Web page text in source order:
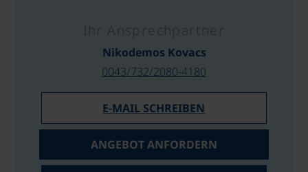
Ihr Ansprechpartner
Nikodemos Kovacs
0043/732/2080-4180
E-MAIL SCHREIBEN
ANGEBOT ANFORDERN